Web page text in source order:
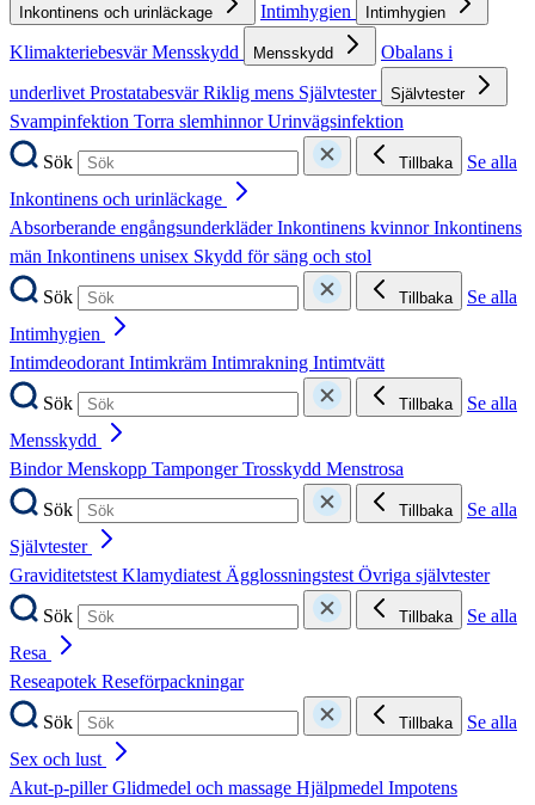
Inkontinens och urinläckage Intimhygien Intimhygien
KlimakteriebesvärMensskydd Mensskydd
Obalans i
underlivetProstatabesvärRiklig mens Självtester Självtester
Svampinfektion Torra slemhinnorUrinvägsinfektion
Sök
Tillbaka
Se alla
Inkontinens och urinläckage
Absorberande engångsunderkläderInkontinens kvinnorInkontinens
män Inkontinens unisex Skydd för säng och stol
Sök
Tillbaka
Se alla
Intimhygien
IntimdeodorantIntimkräm Intimrakning Intimtvätt
Sök
Tillbaka
Se alla
Mensskydd
BindorMenskopp TampongerTrosskydd Menstrosa
Sök
Tillbaka
Se alla
Självtester
GraviditetstestKlamydiatestÄgglossningstestÖvriga självtester
Sök
Tillbaka
Se alla
Resa
Reseapotek Reseförpackningar
Sök
Tillbaka
Se alla
Sex och lust
Akut-p-pillerGlidmedel och massage Hjälpmedel Impotens